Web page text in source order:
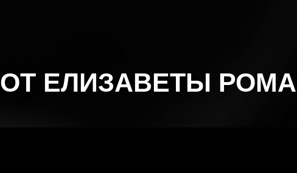
ОТ ЕЛИЗАВЕТЫ